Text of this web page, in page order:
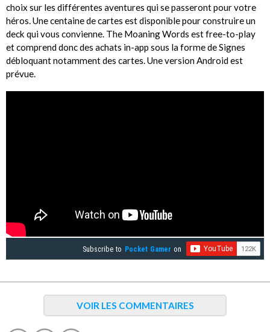
choix sur les différentes aventures qui se passeront pour votre
héros. Une centaine de cartes est disponible pour construire un
deck qui vous convienne. The Moaning Words est free-to-play
et comprend donc des achats in-app sous la forme de Signes
débloquant notamment des cartes. Une version Android est
prévue.
Subscribe to Pocket Gamer on
VOIR LES COMMENTAIRES